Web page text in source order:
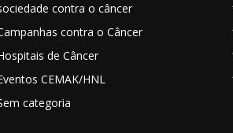
contra o câncer
contra o Câncer
de Câncer
CEMAK/HNL
categoria